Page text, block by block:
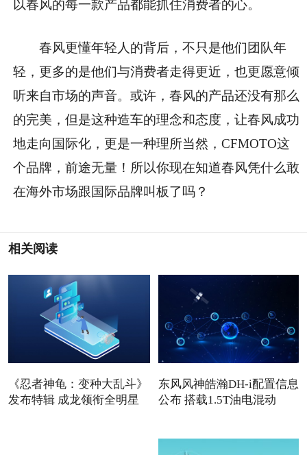
以春风的每一款产品都能抓住消费者的心。
春风更懂年轻人的背后，不只是他们团队年
轻，更多的是他们与消费者走得更近，也更愿意倾
听来自市场的声音。或许，春风的产品还没有那么
的完美，但是这种造车的理念和态度，让春风成功
地走向国际化，更是一种理所当然，CFMOTO这
个品牌，前途无量！所以你现在知道春风凭什么敢
在海外市场跟国际品牌叫板了吗？
相关阅读
《忍者神龟：变种大乱斗》
发布特辑 成龙领衔全明星
东风风神皓瀚DH-i配置信息
公布 搭载1.5T油电混动